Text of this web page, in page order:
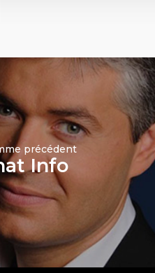
précédent
Info